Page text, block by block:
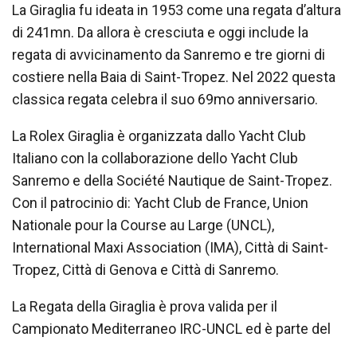
La Giraglia fu ideata in 1953 come una regata d’altura
di 241mn. Da allora è cresciuta e oggi include la
regata di avvicinamento da Sanremo e tre giorni di
costiere nella Baia di Saint-Tropez. Nel 2022 questa
classica regata celebra il suo 69mo anniversario.
La Rolex Giraglia è organizzata dallo Yacht Club
Italiano con la collaborazione dello Yacht Club
Sanremo e della Société Nautique de Saint-Tropez.
Con il patrocinio di: Yacht Club de France, Union
Nationale pour la Course au Large (UNCL),
International Maxi Association (IMA), Città di Saint-
Tropez, Città di Genova e Città di Sanremo.
La Regata della Giraglia è prova valida per il
Campionato Mediterraneo IRC-UNCL ed è parte del